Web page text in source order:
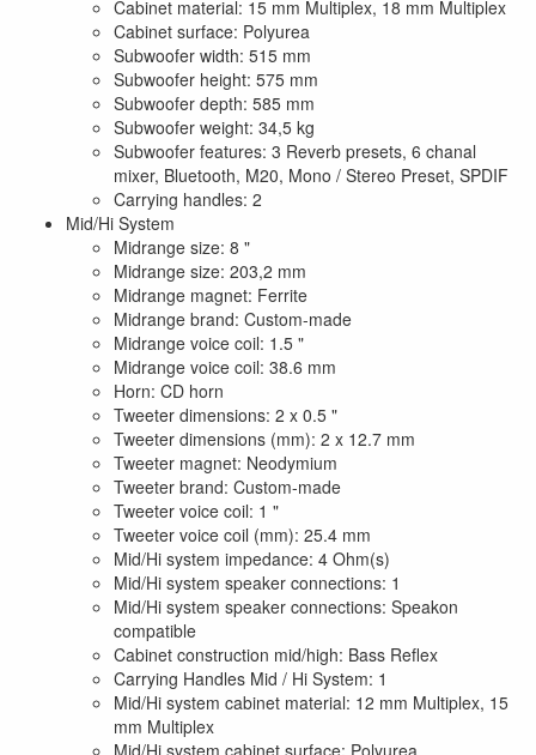
Cabinet material: 15 mm Multiplex, 18 mm Multiplex
Cabinet surface: Polyurea
Subwoofer width: 515 mm
Subwoofer height: 575 mm
Subwoofer depth: 585 mm
Subwoofer weight: 34,5 kg
Subwoofer features: 3 Reverb presets, 6 chanal
mixer, Bluetooth, M20, Mono / Stereo Preset, SPDIF
Carrying handles: 2
Mid/Hi System
Midrange size: 8 "
Midrange size: 203,2 mm
Midrange magnet: Ferrite
Midrange brand: Custom-made
Midrange voice coil: 1.5 "
Midrange voice coil: 38.6 mm
Horn: CD horn
Tweeter dimensions: 2 x 0.5 "
Tweeter dimensions (mm): 2 x 12.7 mm
Tweeter magnet: Neodymium
Tweeter brand: Custom-made
Tweeter voice coil: 1 "
Tweeter voice coil (mm): 25.4 mm
Mid/Hi system impedance: 4 Ohm(s)
Mid/Hi system speaker connections: 1
Mid/Hi system speaker connections: Speakon
compatible
Cabinet construction mid/high: Bass Reflex
Carrying Handles Mid / Hi System: 1
Mid/Hi system cabinet material: 12 mm Multiplex, 15
mm Multiplex
Mid/Hi system cabinet surface: Polyurea